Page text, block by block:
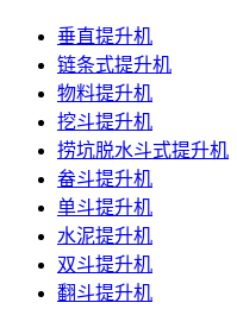
垂直提升机
链条式提升机
物料提升机
挖斗提升机
捞坑脱水斗式提升机
畚斗提升机
单斗提升机
水泥提升机
双斗提升机
翻斗提升机